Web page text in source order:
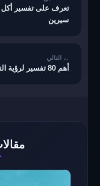
تعرف على تفسير أكل
سيرين
أهم 80 تفسير لرؤية التعطر في المنام لابن سيرين